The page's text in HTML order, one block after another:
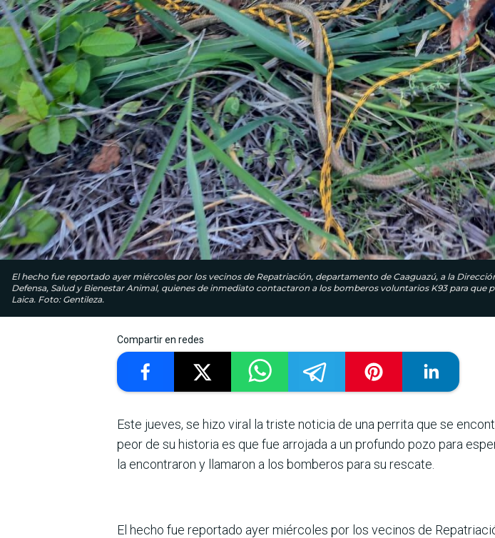
El hecho fue reportado ayer miércoles por los vecinos de Repatriación, departamento de Caaguazú, a la
Defensa, Salud y Bienestar Animal, quienes de inmediato contactaron a los bomberos voluntarios K93 para que
Laica. Foto: Gentileza.
Compartir en redes
Este jueves, se hizo viral la triste noticia de una perrita que se
peor de su historia es que fue arrojada a un profundo pozo para
la encontraron y llamaron a los bomberos para su rescate.
El hecho fue reportado ayer miércoles por los vecinos de